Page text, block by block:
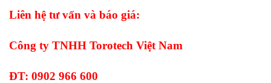
Liên hệ tư vấn và báo giá:
Công ty TNHH Torotech Việt Nam
ĐT: 0902 966 600